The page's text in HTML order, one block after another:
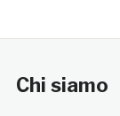
Chi siamo